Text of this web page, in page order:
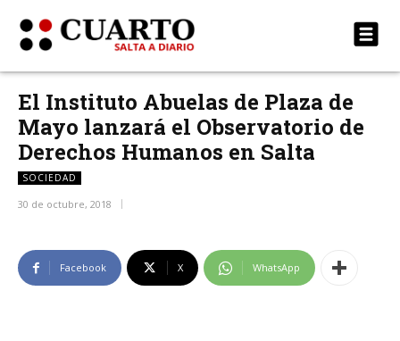
El Instituto Abuelas de Plaza de
Mayo lanzará el Observatorio de
Derechos Humanos en Salta
SOCIEDAD
30 de octubre, 2018
Facebook X WhatsApp